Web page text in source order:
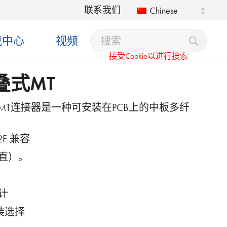
联系我们 Chinese
心 视频
接受Cookie以进行搜索
式MT
连接器是一种可安装在PCB上的中板多纤
兼容
）。
选择